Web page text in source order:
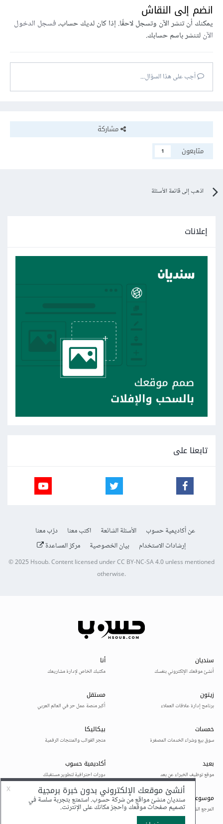
انضم إلى النقاش
يمكنك أن تنشر الآن وتسجل لاحقًا. إذا كان لديك حساب،فسجل الدخول
الآنلتنشر باسم حسابك.
أجب على هذا السؤال...
مشاركة
متابعون
1
اذهب إلى قائمة الأسئلة
إعلانات
تابعنا على
عن أكاديمية حسوب الأسئلة الشائعة اكتب معنا
درّب معنا
إرشادات الاستخدام
بيان الخصوصية مركز المساعدة
© 2025Hsoub.Content licensed underCC BY-NC-SA 4.0unless mentioned
otherwise.